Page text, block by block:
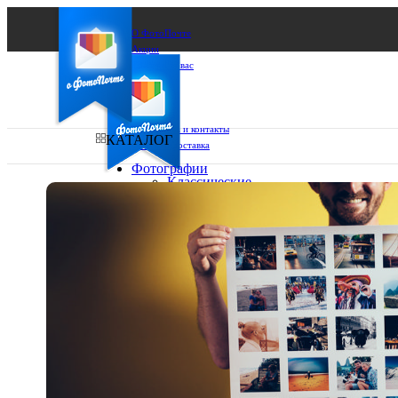
О ФотоПочте
Акции
Сделаем за вас
Бизнесу
FAQ
Франшиза
Поддержка и контакты
Оплата и доставка
Ваш регион доставки
Выберите из списка:
КАТАЛОГ
Фотографии
Классические
10х15
13х18
15х15
15х20
20х20
20х30
30х30
30х40
А4